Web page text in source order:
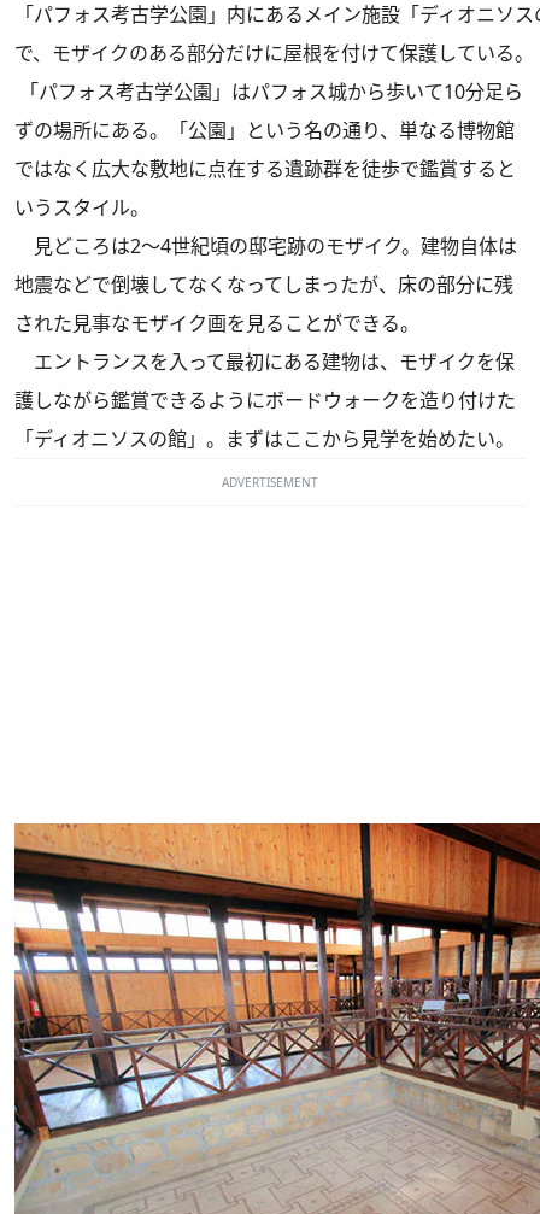
「パフォス考古学公園」内にあるメイン施設「ディオニソ
で、モザイクのある部分だけに屋根を付けて保護している。
「パフォス考古学公園」はパフォス城から歩いて10分足ら
ずの場所にある。「公園」という名の通り、単なる博物館
ではなく広大な敷地に点在する遺跡群を徒歩で鑑賞すると
いうスタイル。
見どころは2～4世紀頃の邸宅跡のモザイク。建物自体は
地震などで倒壊してなくなってしまったが、床の部分に残
された見事なモザイク画を見ることができる。
エントランスを入って最初にある建物は、モザイクを保
護しながら鑑賞できるようにボードウォークを造り付けた
「ディオニソスの館」。まずはここから見学を始めたい。
ADVERTISEMENT